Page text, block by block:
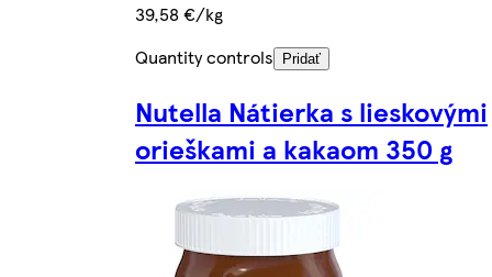
39,58 €/kg
Quantity controls
Pridať
Nutella Nátierka s lieskovými
orieškami a kakaom 350 g